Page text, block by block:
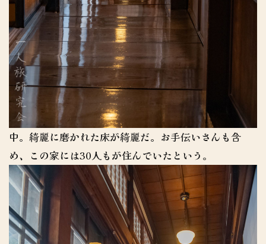
中。綺麗に磨かれた床が綺麗だ。お手伝いさんも含
め、この家には30人もが住んでいたという。